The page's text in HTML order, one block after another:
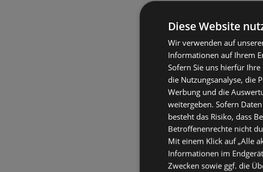
Diese Website
Wir verwenden auf
Informationen auf Ihrem
Sofern Sie uns hierfür
die Nutzungsanalyse, die
Werbung und die
weitergeben. Sofern
besteht das Risiko, dass
Betroffenenrechte nicht
Mit einem Klick auf „Alle
Informationen im
Zwecken sowie ggf. die